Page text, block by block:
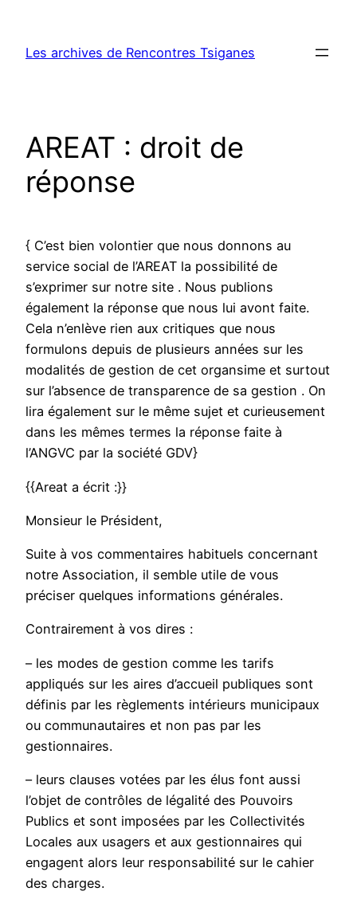
contenu
Les archives de Rencontres Tsiganes
AREAT : droit de
réponse
{ C’est bien volontier que nous donnons au
service social de l’AREAT la possibilité de
s’exprimer sur notre site . Nous publions
également la réponse que nous lui avont faite.
Cela n’enlève rien aux critiques que nous
formulons depuis de plusieurs années sur les
modalités de gestion de cet organsime et surtout
sur l’absence de transparence de sa gestion . On
lira également sur le même sujet et curieusement
dans les mêmes termes la réponse faite à
l’ANGVC par la société GDV}
{{Areat a écrit :}}
Monsieur le Président,
Suite à vos commentaires habituels concernant
notre Association, il semble utile de vous
préciser quelques informations générales.
Contrairement à vos dires :
– les modes de gestion comme les tarifs
appliqués sur les aires d’accueil publiques sont
définis par les règlements intérieurs municipaux
ou communautaires et non pas par les
gestionnaires.
– leurs clauses votées par les élus font aussi
l’objet de contrôles de légalité des Pouvoirs
Publics et sont imposées par les Collectivités
Locales aux usagers et aux gestionnaires qui
engagent alors leur responsabilité sur le cahier
des charges.